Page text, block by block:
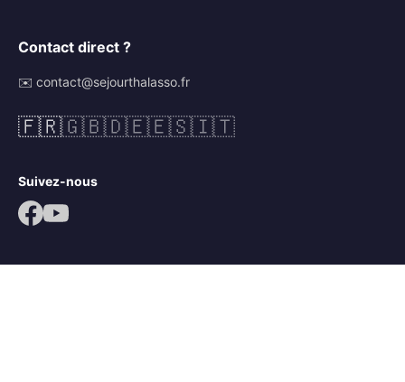
Contact direct ?
✉️ contact@sejourthalasso.fr
🇫🇷🇬🇧🇩🇪🇪🇸🇮🇹
Suivez-nous